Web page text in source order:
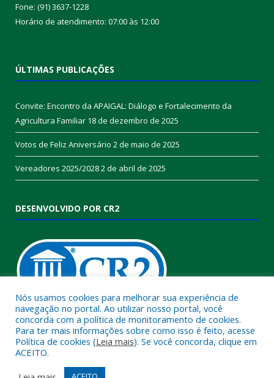
Fone: (91) 3637-1228
Horário de atendimento: 07:00 às 12:00
ÚLTIMAS PUBLICAÇÕES
Convite: Encontro da APAIGAL: Diálogo e Fortalecimento da
Agricultura Familiar 18 de dezembro de 2025
Votos de Feliz Aniversário 2 de maio de 2025
Vereadores 2025/20282 de abril de 2025
DESENVOLVIDO POR CR2
Muito mais quecriar siteousistema para prefeituras!
Realizamos umaassessoriacompleta, onde garantimos em
contrato que todas as exigências das
serão atendidas.
Nós usamos cookies para melhorar sua experiência de
navegação no portal. Ao utilizar nosso portal, você
concorda com a política de monitoramento de cookies.
Para ter mais informações sobre como isso é feito, acesse
Política de cookies (Leia mais). Se você concorda, clique em
ACEITO.